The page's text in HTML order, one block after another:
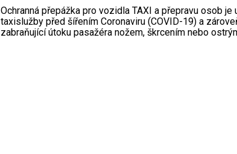
Ochranná přepážka pro vozidla TAXI a přepravu osob je
taxislužby před šířením Coronaviru (COVID-19) a
zabraňující útoku pasažéra nožem, škrcením nebo